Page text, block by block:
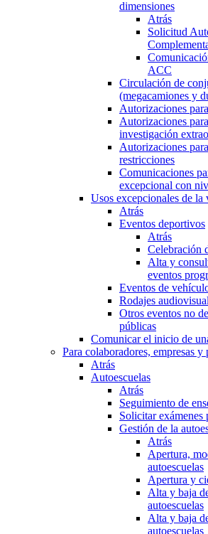
dimensiones
Atrás
Solicitud
ACC
Circulación de
(megacamiones y
Autorizaciones
Autorizaciones
investigación
Autorizaciones
restricciones
Comunicaciones
excepcional con
Usos excepcionales de la
Atrás
Eventos deportivos
Atrás
Celebración
Alta y
eventos
Eventos de
Rodajes
Otros eventos no
públicas
Comunicar el inicio de
Para colaboradores, empresas y
Atrás
Autoescuelas
Atrás
Seguimiento de
Solicitar exámenes
Gestión de la
Atrás
Apertura,
autoescuelas
Apertura y
Alta y baja
autoescuelas
Alta y baja
autoescuelas